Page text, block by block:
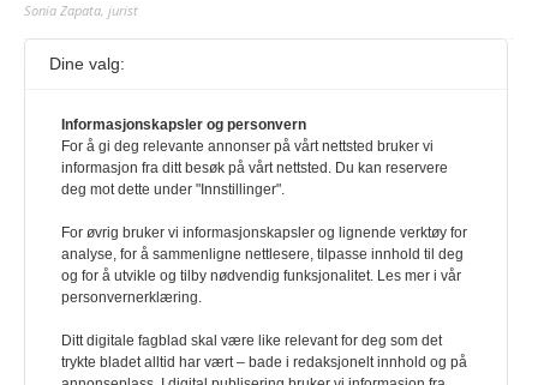
Sonia Zapata, jurist
117,8 millioner er på flukt, en nedgang fra forrige
1. august 2026
Ville ha tilsvart verdens trettende største land i folketall. For å lese
denne må du ha abonnement Logg inn her Ny abonnent? Velg
også egne abonnementer for biblioteker og bedrifter.
Redaksjonen
Dine valg:
Informasjonskapsler og personvern
For å gi deg relevante annonser på vårt nettsted bruker vi
informasjon fra ditt besøk på vårt nettsted. Du kan reservere
deg mot dette under "Innstillinger".
For øvrig bruker vi informasjonskapsler og lignende verktøy for
analyse, for å sammenligne nettlesere, tilpasse innhold til deg
og for å utvikle og tilby nødvendig funksjonalitet. Les mer i vår
personvernerklæring.
Ditt digitale fagblad skal være like relevant for deg som det
trykte bladet alltid har vært – bade i redaksjonelt innhold og på